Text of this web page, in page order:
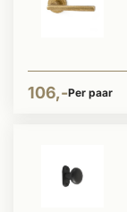
106,-Per paar